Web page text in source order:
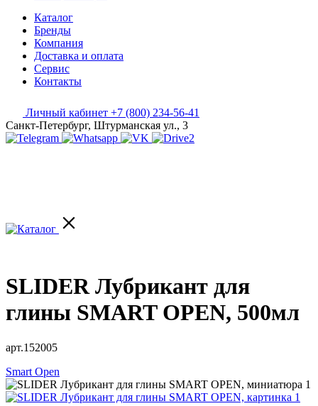
Каталог
Бренды
Компания
Доставка и оплата
Сервис
Контакты
Личный кабинет +7 (800) 234-56-41
Санкт-Петербург, Штурманская ул., 3
SLIDER Лубрикант для
глины SMART OPEN, 500мл
арт.152005
Smart Open